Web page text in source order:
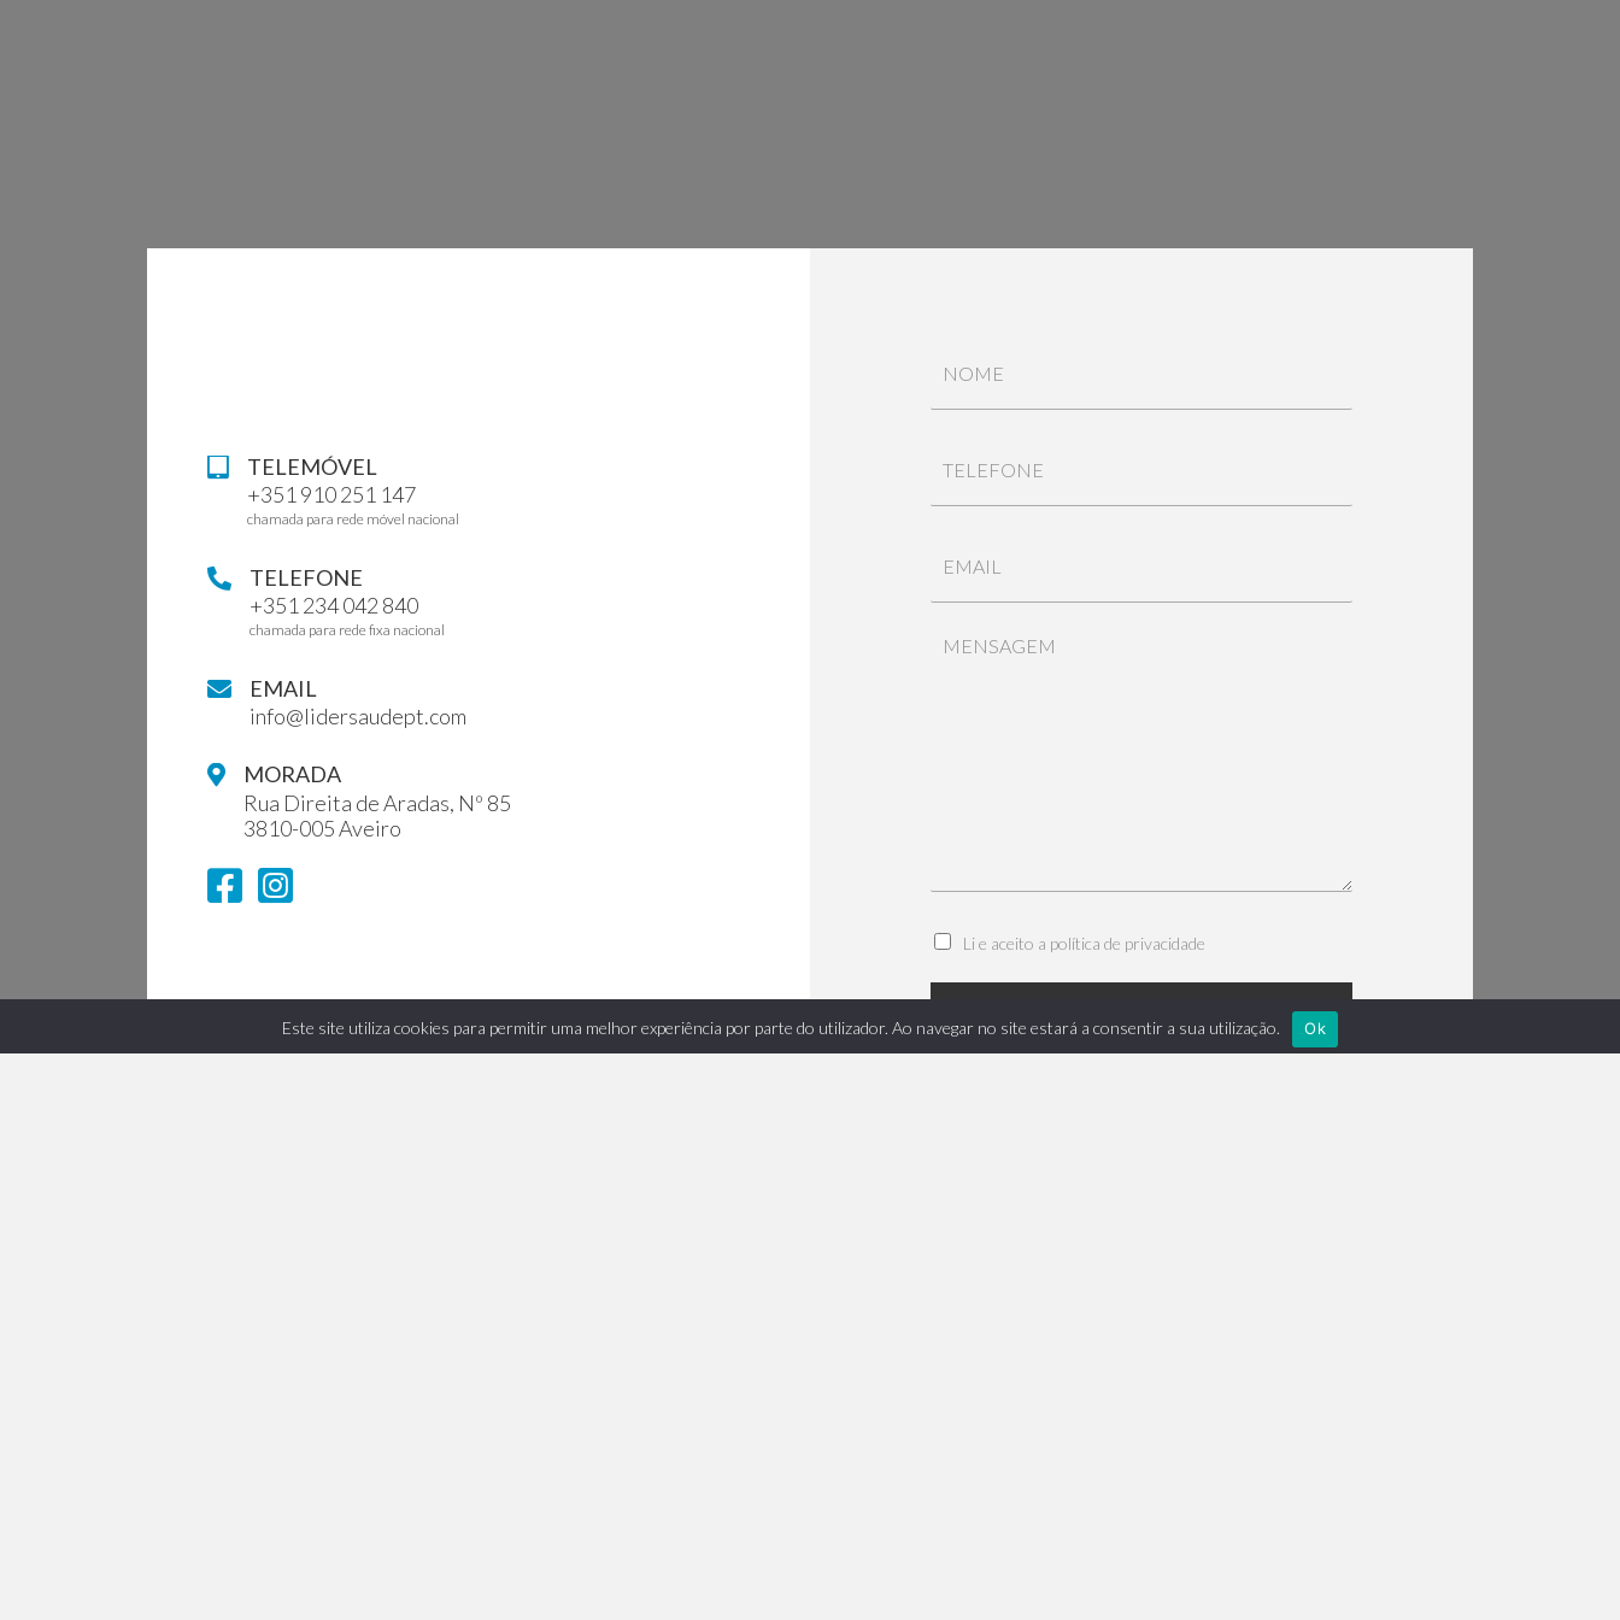
TELEMÓVEL
+351 910 251 147
chamada para rede móvel nacional
TELEFONE
+351 234 042 840
chamada para rede fixa nacional
EMAIL
info@lidersaudept.com
MORADA
Rua Direita de Aradas, Nº 85
3810-005 Aveiro
Li e aceito a política de privacidade
Este site utiliza cookies para permitir uma melhor experiência por parte do utilizador. Ao navegar no site estará a consentir a sua utilização.
Ok